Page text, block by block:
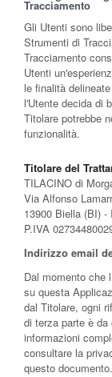
Tracciamento
Gli Utenti sono
Strumenti di
Tracciamento
Utenti
le finalità
l'Utente decida di
Titolare potrebbe
funzionalità.
Titolare del
TILACINO di
Via Alfonso
13900 Biella (BI) -
P.IVA
Indirizzo email
Dal momento che
su questa
dal Titolare, ogni
di terza parte è
informazioni
consultare la
questo documento.